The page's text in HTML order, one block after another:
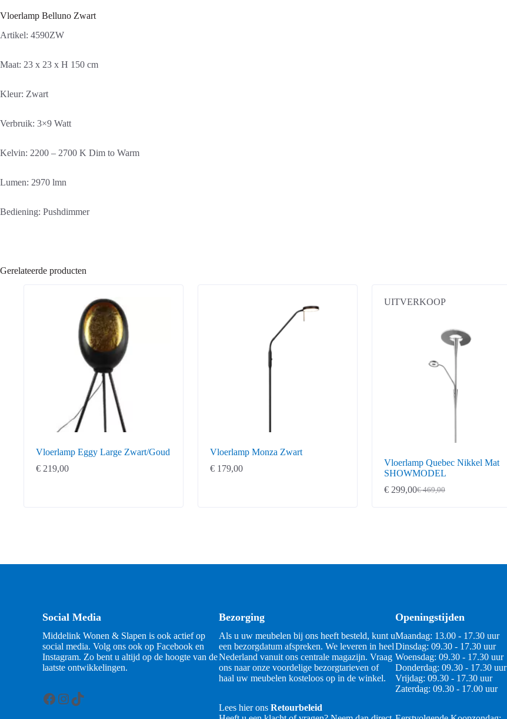
Vloerlamp Belluno Zwart
Artikel: 4590ZW
Maat: 23 x 23 x H 150 cm
Kleur: Zwart
Verbruik: 3×9 Watt
Kelvin: 2200 – 2700 K Dim to Warm
Lumen: 2970 lmn
Bediening: Pushdimmer
Gerelateerde producten
Vloerlamp Eggy Large Zwart/Goud
€ 219,00
Vloerlamp Monza Zwart
€ 179,00
UITVERKOOP
Vloerlamp Quebec Nikkel Mat
SHOWMODEL
€469,00
Oorspronkelijke
€ 299,00
Huidige
Social Media
Middelink Wonen & Slapen is ook actief op
social media. Volg ons ook op Facebook en
Instagram. Zo bent u altijd op de hoogte van de
laatste ontwikkelingen.
Facebook
Instagram
TikTok
Bezorging
Als u uw meubelen bij ons heeft besteld, kunt u
een bezorgdatum afspreken. We leveren in heel
Nederland vanuit ons centrale magazijn. Vraag
ons naar onze voordelige bezorgtarieven of
haal uw meubelen kosteloos op in de winkel.
Lees hier ons Retourbeleid
Openingstijden
Maandag: 13.00 - 17.30 uur
Dinsdag: 09.30 - 17.30 uur
Woensdag: 09.30 - 17.30 uur
Donderdag: 09.30 - 17.30 uur
Vrijdag: 09.30 - 17.30 uur
Zaterdag: 09.30 - 17.00 uur